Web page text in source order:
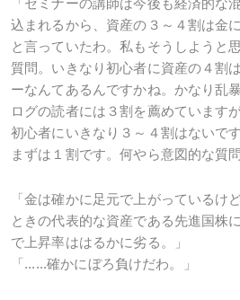
「セミナーの講師は今後も経済的な
込まれるから、資産の３～４割は金
と言っていたわ。私もそうしようと
質問。いきなり初心者に資産の４割
ーなんてあるんですかね。かなり乱
ログの読者には３割を薦めています
初心者にいきなり３～４割はないです
まずは１割です。何やら意図的な質
「金は確かに足元で上がっているけ
ときの代表的な資産である先進国株
で上昇率ははるかに劣る。」
「......確かにぼろ負けだわ。」